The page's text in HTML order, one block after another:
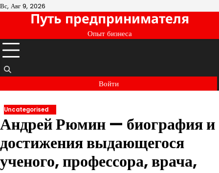
Перейти
содержимому
Вс, Авг 9, 2026
Путь предпринимателя
Опыт бизнеса
Войти
Uncategorised
Андрей Рюмин — биография и
достижения выдающегося
ученого, профессора, врача,